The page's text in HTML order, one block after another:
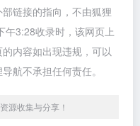
链接的指向，不由狐狸
午3:28收录时，该网页上
内容如出现违规，可以
航不承担任何责任。
源收集与分享！